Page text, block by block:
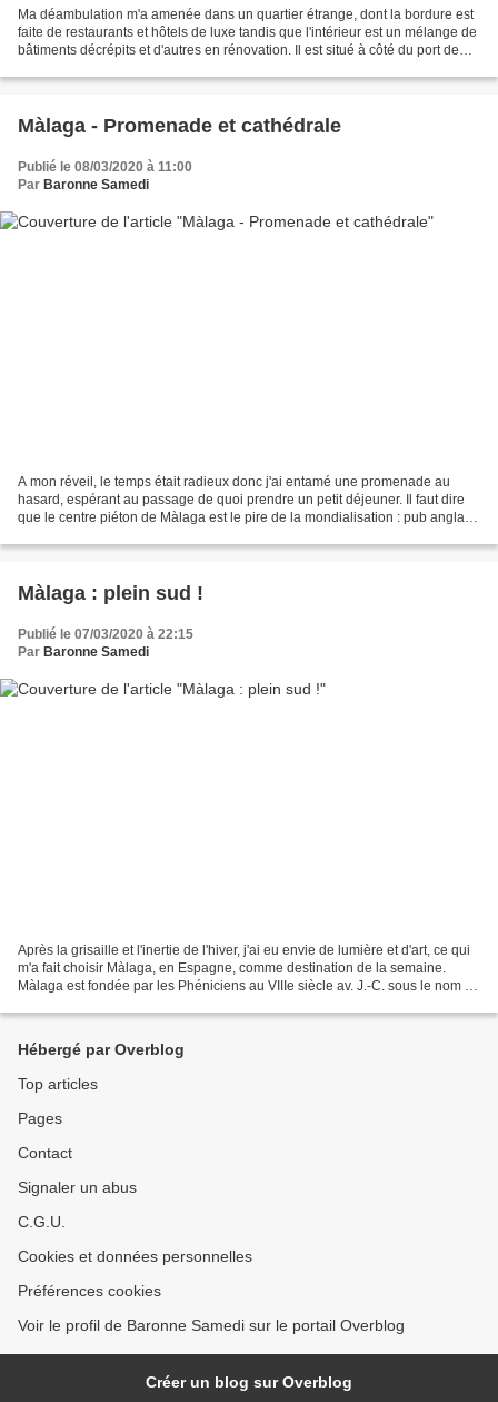
Ma déambulation m'a amenée dans un quartier étrange, dont la bordure est
faite de restaurants et hôtels de luxe tandis que l'intérieur est un mélange de
bâtiments décrépits et d'autres en rénovation. Il est situé à côté du port de
Màlaga - Promenade et cathédrale
Publié le 08/03/2020 à 11:00
Par Baronne Samedi
A mon réveil, le temps était radieux donc j'ai entamé une promenade au
hasard, espérant au passage de quoi prendre un petit déjeuner. Il faut dire
que le centre piéton de Màlaga est le pire de la mondialisation : pub anglais,
Màlaga : plein sud !
Publié le 07/03/2020 à 22:15
Par Baronne Samedi
Après la grisaille et l'inertie de l'hiver, j'ai eu envie de lumière et d'art, ce qui
m'a fait choisir Màlaga, en Espagne, comme destination de la semaine.
Màlaga est fondée par les Phéniciens au VIIIe siècle av. J.-C. sous le nom de
Hébergé par Overblog
Top articles
Pages
Contact
Signaler un abus
C.G.U.
Cookies et données personnelles
Préférences cookies
Voir le profil de Baronne Samedi sur le portail Overblog
Créer un blog sur Overblog